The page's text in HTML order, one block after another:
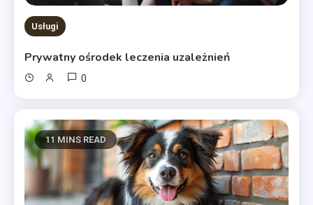
Usługi
Prywatny ośrodek leczenia uzależnień
0
11 MINS READ